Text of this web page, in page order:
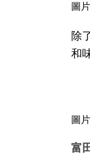
圖
除
和
圖
富